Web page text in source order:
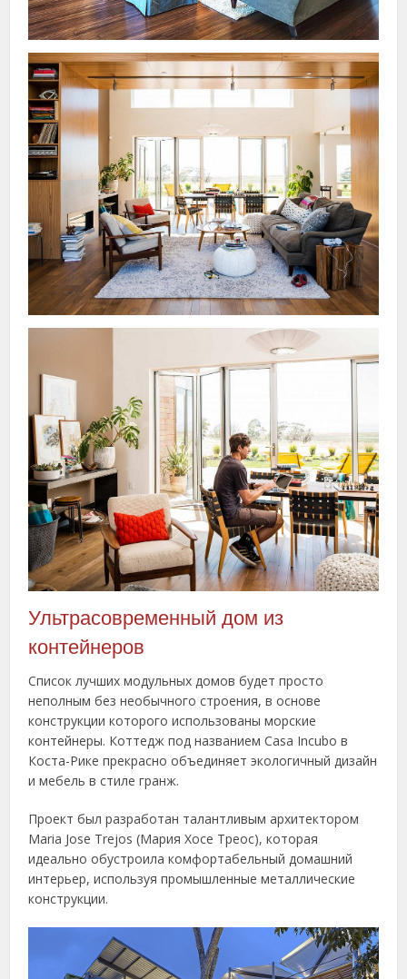
Ультрасовременный дом из
контейнеров
Список лучших модульных домов будет просто
неполным без необычного строения, в основе
конструкции которого использованы морские
контейнеры. Коттедж под названием Casa Incubo в
Коста-Рике прекрасно объединяет экологичный дизайн
и мебель в стиле гранж.
Проект был разработан талантливым архитектором
Maria Jose Trejos (Мария Хосе Треос), которая
идеально обустроила комфортабельный домашний
интерьер, используя промышленные металлические
конструкции.